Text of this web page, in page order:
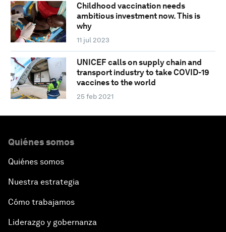
Childhood vaccination needs
ambitious investment now. This is
why
11 jul 2023
UNICEF calls on supply chain and
transport industry to take COVID-19
vaccines to the world
25 feb 2021
Quiénes somos
Quiénes somos
Nuestra estrategia
Cómo trabajamos
Liderazgo y gobernanza